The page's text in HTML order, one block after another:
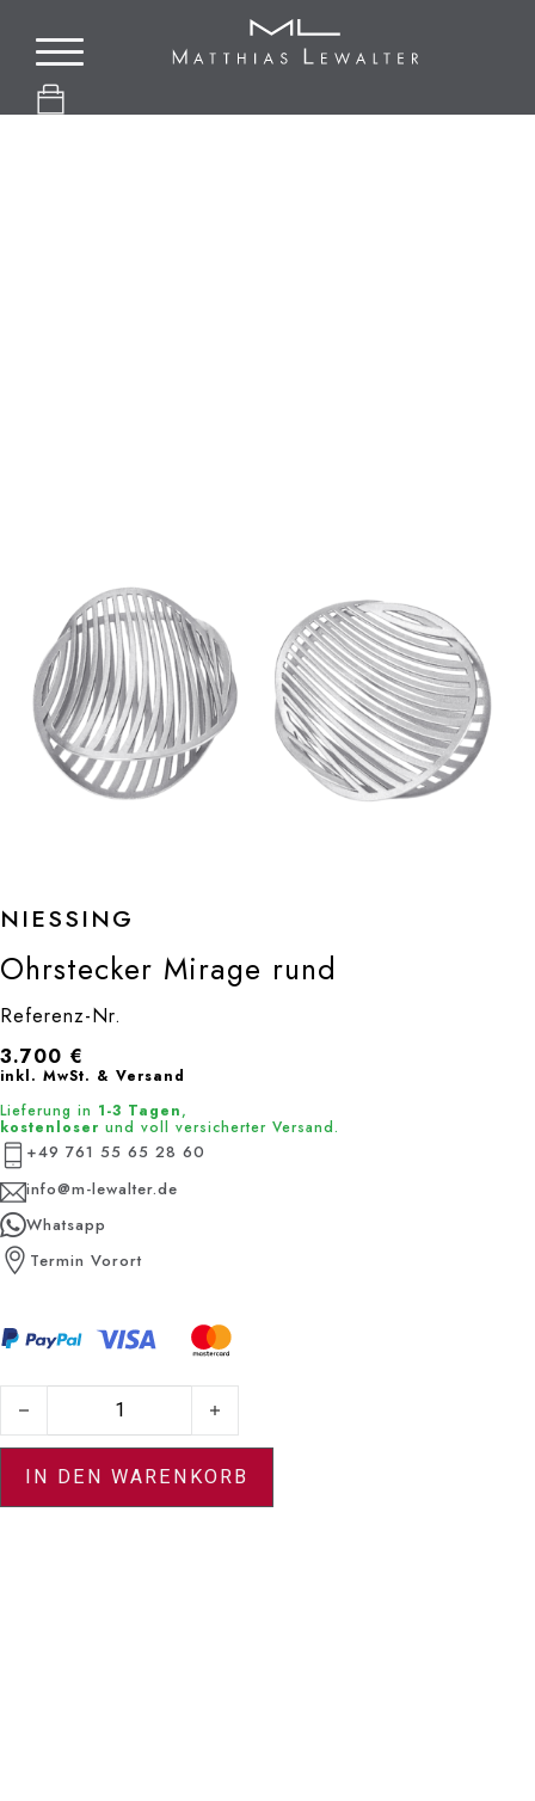
NIESSING
Ohrstecker Mirage rund
Referenz-Nr.
3.700 €
inkl. MwSt. & Versand
Lieferung in 1-3 Tagen,
kostenloser und voll versicherter Versand.
+49 761 55 65 28 60
info@m-lewalter.de
Whatsapp
Termin Vorort
Ohrstecker Mirage rund Menge
IN DEN WARENKORB